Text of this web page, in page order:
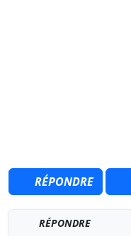
RÉPONDRE
RÉPONDRE